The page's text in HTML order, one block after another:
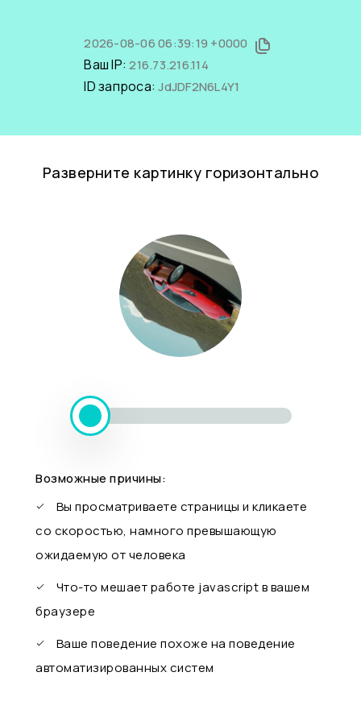
2026-08-06 06:39:19 +0000
Ваш IP:216.73.216.114
ID запроса:JdJDF2N6L4Y1
Разверните картинку горизонтально
Возможные причины:
Вы просматриваете страницы и кликаете
со скоростью, намного превышающую
ожидаемую от человека
Что-то мешает работе javascript в вашем
браузере
Ваше поведение похоже на поведение
автоматизированных систем